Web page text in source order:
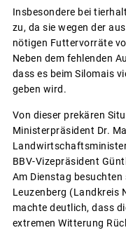
Insbesondere bei
zu, da sie wegen der
nötigen Futtervorräte
Neben dem fehlenden
dass es beim Silomais
geben wird.
Von dieser prekären
Ministerpräsident Dr.
BBV-Vizepräsident
Am Dienstag
Leuzenberg (Landkreis
machte deutlich, dass
extremen Witterung